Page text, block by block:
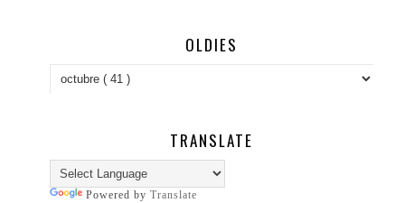
OLDIES
TRANSLATE
Powered by Translate